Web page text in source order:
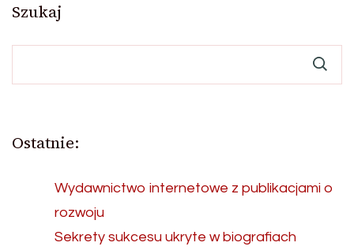
Szukaj
Ostatnie:
Wydawnictwo internetowe z publikacjami o
rozwoju
Sekrety sukcesu ukryte w biografiach